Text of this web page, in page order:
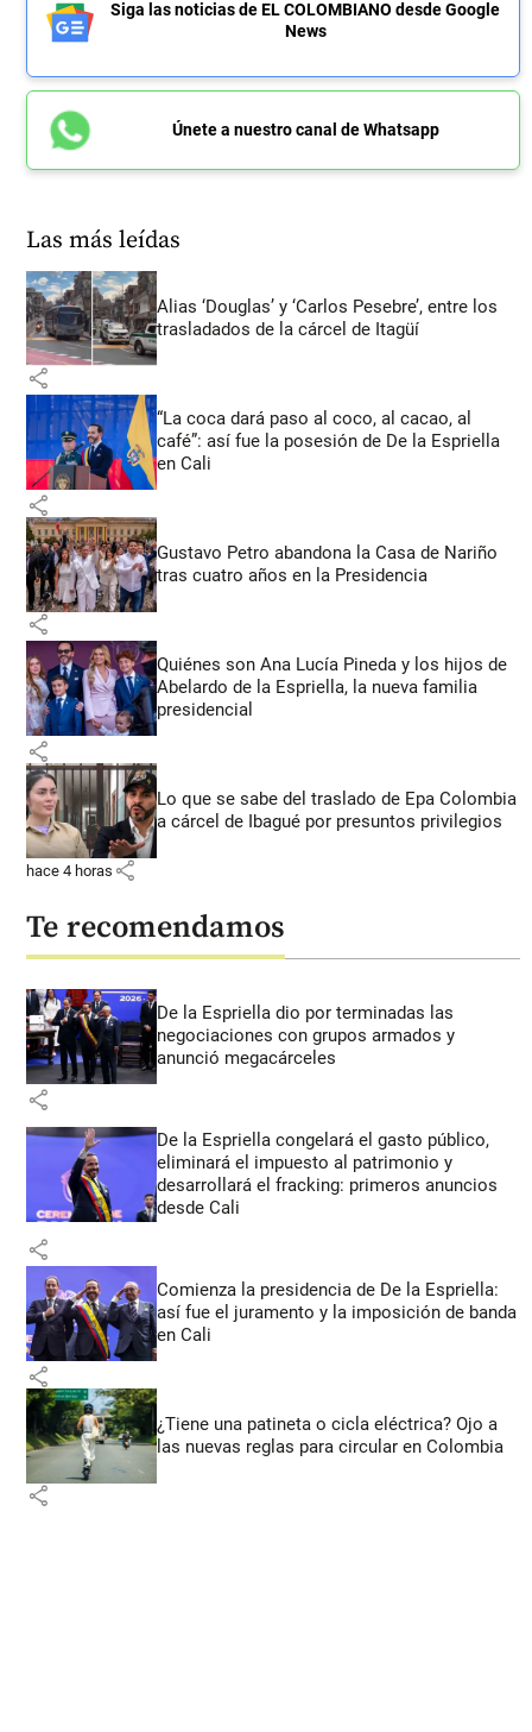
Siga las noticias de EL COLOMBIANO desde Google
News
Únete a nuestro canal de Whatsapp
Las más leídas
Alias ‘Douglas’ y ‘Carlos Pesebre’, entre los
trasladados de la cárcel de Itagüí
share
“La coca dará paso al coco, al cacao, al
café”: así fue la posesión de De la Espriella
en Cali
share
Gustavo Petro abandona la Casa de Nariño
tras cuatro años en la Presidencia
share
Quiénes son Ana Lucía Pineda y los hijos de
Abelardo de la Espriella, la nueva familia
presidencial
share
Lo que se sabe del traslado de Epa Colombia
a cárcel de Ibagué por presuntos privilegios
hace 4 horas share
Te recomendamos
De la Espriella dio por terminadas las
negociaciones con grupos armados y
anunció megacárceles
share
De la Espriella congelará el gasto público,
eliminará el impuesto al patrimonio y
desarrollará el fracking: primeros anuncios
desde Cali
share
Comienza la presidencia de De la Espriella:
así fue el juramento y la imposición de banda
en Cali
share
¿Tiene una patineta o cicla eléctrica? Ojo a
las nuevas reglas para circular en Colombia
share